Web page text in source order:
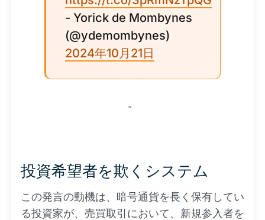
- Yorick de Mombynes
(@ydemombynes)
2024年10月21日
。
投資希望者を欺くシステム
この発言の動機は、暗号通貨を長く保有してい
る投資家が、売買取引において、新規参入者を